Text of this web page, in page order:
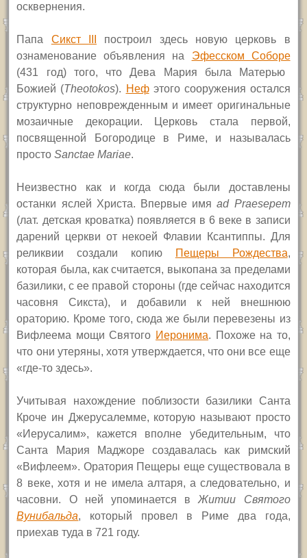
осквернения.
Папа Сикст
построил здесь новую церковь в
ознаменование объявления на Эфесском Соборе
(431 год) того, что Дева Мария была Матерью
Божией (Theotokos). Нефэтого сооружения остался
структурно неповрежденным и имеет оригинальные
мозаичные декорации. Церковь стала первой,
посвященной Богородице в Риме, и называлась
простоSanctae Mariae.
Неизвестно как и когда сюда были доставлены
останки яслей Христа. Впервые имяad Praesepem
(лат. детская кроватка) появляется в 6 веке в записи
дарений церкви от некоей Флавии Ксантиппы. Для
реликвии создали копию
Пещеры Рождества,
которая была, как считается, выкопана за пределами
базилики, с ее правой стороны (где сейчас находится
часовня Сикста), и добавили к ней внешнюю
ораторию. Кроме того, сюда же были перевезены из
Вифлеема мощи Святого Иеронима. Похоже на то,
что они утеряны, хотя утверждается, что они все еще
«где-то здесь».
Учитывая нахождение поблизости базилики Санта
Кроче ин Джерусалемме, которую называют просто
«Иерусалим», кажется вполне убедительным, что
Санта Мария Маджоре создавалась как римский
«Вифлеем». Оратория Пещеры еще существовала в
8 веке, хотя и не имела алтаря, а следовательно, и
часовни. О ней упоминается вЖитии Святого
Вунибальда, который провел в Риме два года,
приехав туда в 721 году.